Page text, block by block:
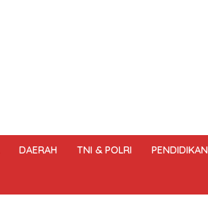
DAERAH TNI & POLRI PENDIDIKAN